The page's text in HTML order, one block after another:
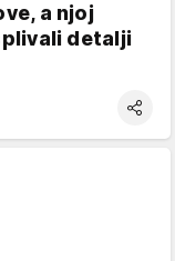
a njoj
detalji